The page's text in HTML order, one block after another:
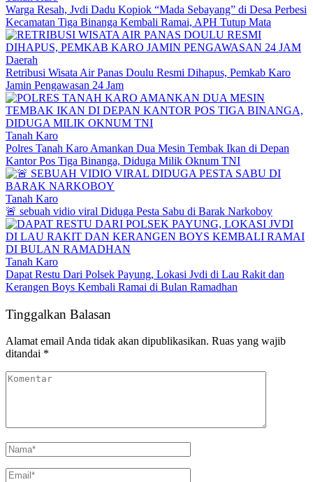
Warga Resah, Jvdi Dadu Kopiok “Mada Sebayang” di Desa Perbesi
Kecamatan Tiga Binanga Kembali Ramai, APH Tutup Mata
Daerah
Retribusi Wisata Air Panas Doulu Resmi Dihapus, Pemkab Karo
Jamin Pengawasan 24 Jam
Tanah Karo
Polres Tanah Karo Amankan Dua Mesin Tembak Ikan di Depan
Kantor Pos Tiga Binanga, Diduga Milik Oknum TNI
Tanah Karo
🚨 sebuah vidio viral Diduga Pesta Sabu di Barak Narkoboy
Tanah Karo
Dapat Restu Dari Polsek Payung, Lokasi Jvdi di Lau Rakit dan
Kerangen Boys Kembali Ramai di Bulan Ramadhan
Tinggalkan Balasan
Alamat email Anda tidak akan dipublikasikan. Ruas yang wajib
ditandai *